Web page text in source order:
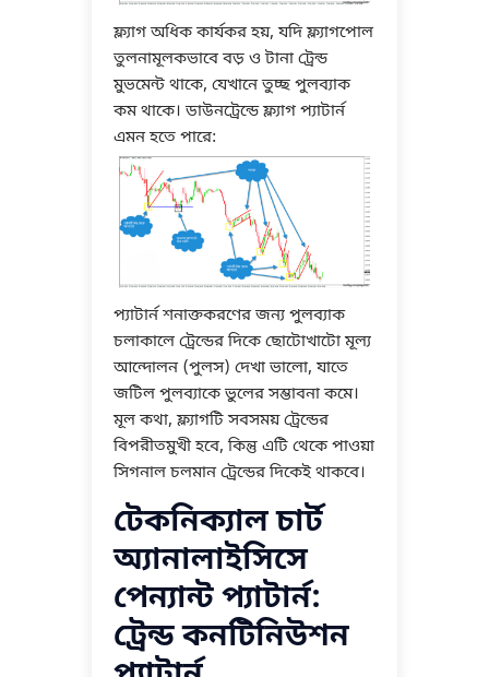
ফ্ল্যাগ অধিক কার্যকর হয়, যদি ফ্ল্যাগপোল
তুলনামূলকভাবে বড় ও টানা ট্রেন্ড
মুভমেন্ট থাকে, যেখানে তুচ্ছ পুলব্যাক
কম থাকে। ডাউনট্রেন্ডে ফ্ল্যাগ প্যাটার্ন
এমন হতে পারে:
প্যাটার্ন শনাক্তকরণের জন্য পুলব্যাক
চলাকালে ট্রেন্ডের দিকে ছোটোখাটো মূল্য
আন্দোলন (পুলস) দেখা ভালো, যাতে
জটিল পুলব্যাকে ভুলের সম্ভাবনা কমে।
মূল কথা, ফ্ল্যাগটি সবসময় ট্রেন্ডের
বিপরীতমুখী হবে, কিন্তু এটি থেকে পাওয়া
সিগনাল চলমান ট্রেন্ডের দিকেই থাকবে।
টেকনিক্যাল চার্ট
অ্যানালাইসিসে
পেন্যান্ট প্যাটার্ন:
ট্রেন্ড কনটিনিউশন